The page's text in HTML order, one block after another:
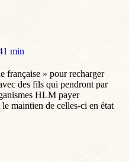
min
française » pour recharger
des fils qui pendront par
HLM payer
maintien de celles-ci en état